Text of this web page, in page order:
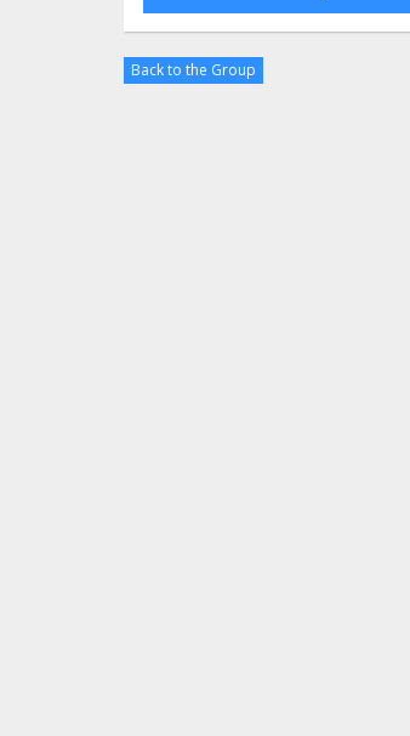
Back to the Group